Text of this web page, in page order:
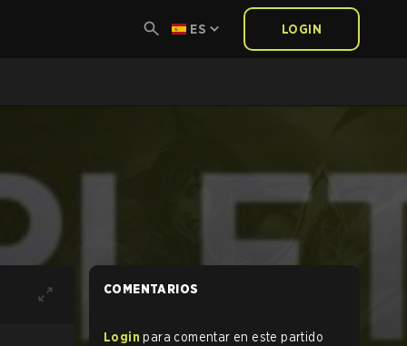
ES LOGIN
COMENTARIOS
Login para comentar en este partido